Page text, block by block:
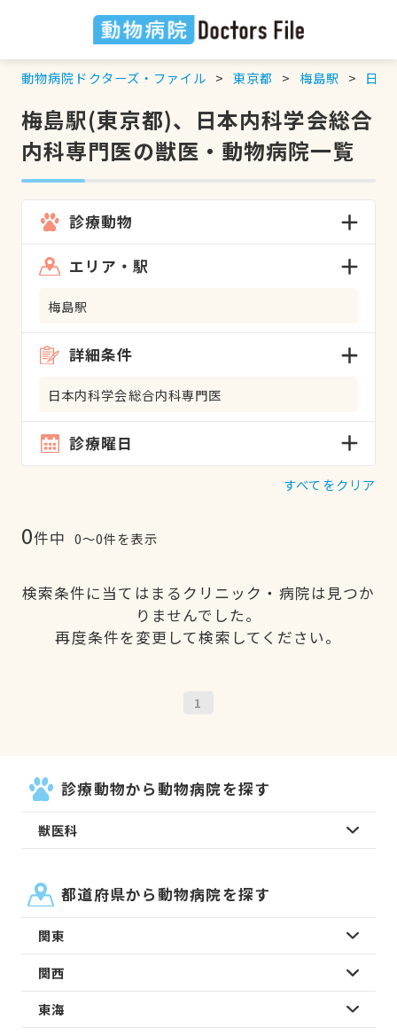
動物病院ドクターズ・ファイル 東京都 梅島駅 日本
梅島駅(東京都)、日本内科学会総合
内科専門医の獣医・動物病院一覧
診療動物
エリア・駅
梅島駅
詳細条件
日本内科学会総合内科専門医
診療曜日
すべてをクリア
0件中 0〜0件を表示
検索条件に当てはまるクリニック・病院は見つか
りませんでした。
再度条件を変更して検索してください。
1
診療動物から動物病院を探す
獣医科
都道府県から動物病院を探す
関東
関西
東海